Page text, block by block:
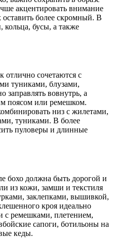
акцентировать внимание
оставить более скромный. В
кольца, бусы, а также
сочетаются с
туниками, блузами,
вовнутрь, а
поясом или ремешком.
низ с жилетами,
туниками. В более
пуловеры и длинные
бохо должна быть дорогой и
из кожи, замши и текстиля
заклепками, вышивкой,
кроя идеально
с ремешками, плетением,
сапоги, ботильоны на
кеды.